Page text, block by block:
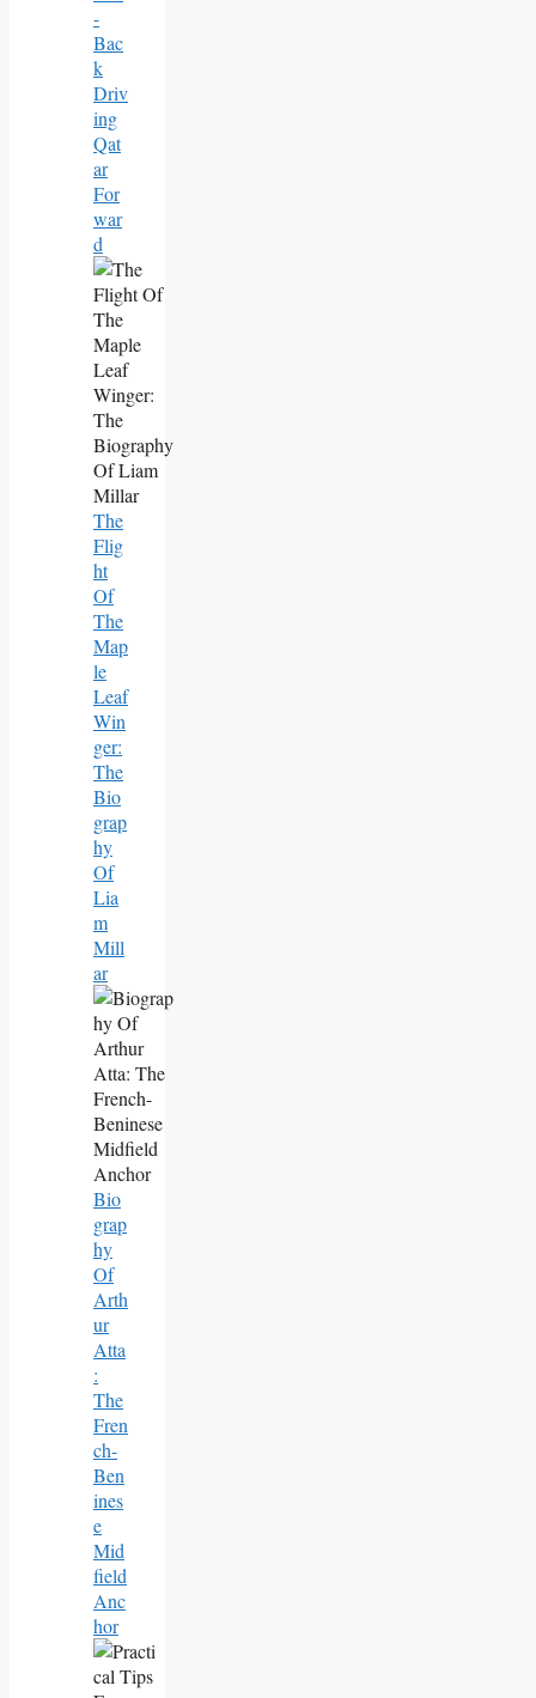
-
Bac
K
Driv
Ing
Qat
Ar
For
War
D
The
Flig
Ht
Of
The
Map
Le
Leaf
Win
Ger:
The
Bio
Grap
Hy
Of
Lia
M
Mill
Ar
Bio
Grap
Hy
Of
Arth
Ur
Atta
:
The
Fren
Ch-
Ben
Ines
E
Mid
Field
Anc
Hor